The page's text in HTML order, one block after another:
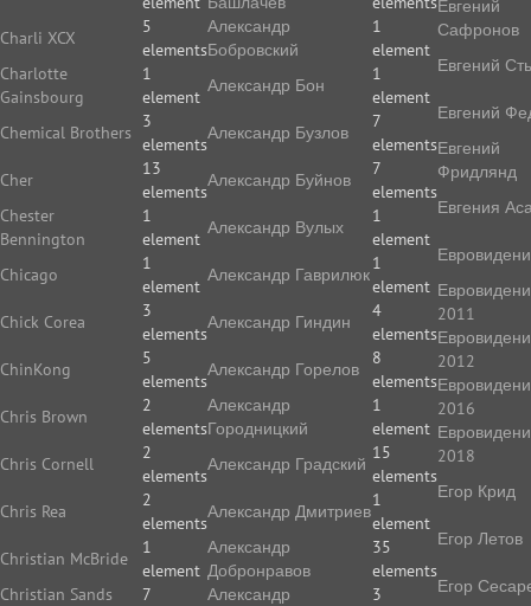
Charli XCX
5
elements
Charlotte
Gainsbourg
1
element
Chemical Brothers
3
elements
Cher
13
elements
Chester
Bennington
1
element
Chicago
1
element
Chick Corea
3
elements
ChinKong
5
elements
Chris Brown
2
elements
Chris Cornell
2
elements
Chris Rea
2
elements
Christian McBride
1
element
Christian Sands
7
Александр
Бобровский
1
element
Александр Бон
1
element
Александр Бузлов
7
elements
Александр Буйнов
7
elements
Александр Вулых
1
element
Александр Гаврилюк
1
element
Александр Гиндин
4
elements
Александр Горелов
8
elements
Александр
Городницкий
1
element
Александр Градский
15
elements
Александр Дмитриев
1
element
Александр
Добронравов
35
elements
Александр
3
Евгений
Сафронов
Евгений
Евгений
Евгений
Фридлянд
Евгения
2011
2012
2016
2018
Егор Крид
Егор Летов
Егор